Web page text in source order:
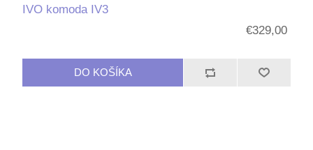
IVO komoda IV3
€329,00